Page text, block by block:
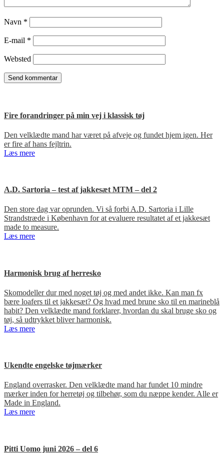
Navn *
E-mail *
Websted
Fire forandringer på min vej i klassisk tøj
Den velklædte mand har været på afveje og fundet hjem igen. Her
er fire af hans fejltrin.
Læs mere
A.D. Sartoria – test af jakkesæt MTM – del 2
Den store dag var oprunden. Vi så forbi A.D. Sartoria i Lille
Strandstræde i København for at evaluere resultatet af et jakkesæt
made to measure.
Læs mere
Harmonisk brug af herresko
Skomodeller dur med noget tøj og med andet ikke. Kan man fx
bære loafers til et jakkesæt? Og hvad med brune sko til en marineblå
habit? Den velklædte mand forklarer, hvordan du skal bruge sko og
tøj, så udtrykket bliver harmonisk.
Læs mere
Ukendte engelske tøjmærker
England overrasker. Den velklædte mand har fundet 10 mindre
mærker inden for herretøj og tilbehør, som du næppe kender. Alle er
Made in England.
Læs mere
Pitti Uomo juni 2026 – del 6